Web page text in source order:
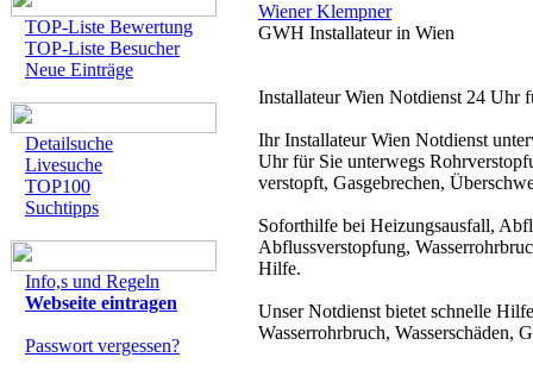
TOP-Liste Bewertung
TOP-Liste Besucher
Neue Einträge
Detailsuche
Livesuche
TOP100
Suchtipps
Info,s und Regeln
Webseite eintragen
Passwort vergessen?
Wiener Klempner
GWH Installateur in Wien
Installateur Wien Notdienst 24 Uhr
Ihr Installateur Wien Notdienst
Uhr für Sie unterwegs
verstopft, Gasgebrechen,
Soforthilfe bei Heizungsausfall,
Abflussverstopfung,
Hilfe.
Unser Notdienst bietet schnelle
Wasserrohrbruch, Wasserschäden,